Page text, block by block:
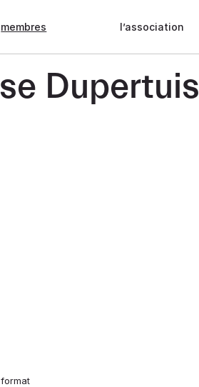
membres l’association
Dupertuis
format